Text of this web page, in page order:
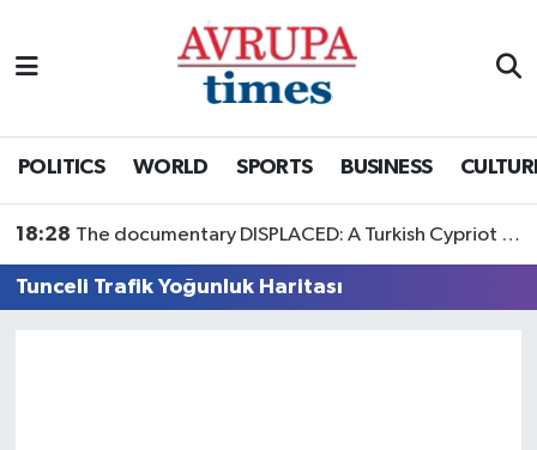
POLITICS WORLD SPORTS BUSINESS
18:28 The documentary DISPLACED: A Turkish Cypriot Story is now available to watch
Tunceli Trafik Yoğunluk Haritası
Nöbetçi Eczaneler